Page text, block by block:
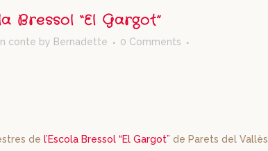
Bressol “El Gargot”
conte by Bernadette 0 Comments
de l’Escola Bressol “El Gargot” de Parets del Vallès.